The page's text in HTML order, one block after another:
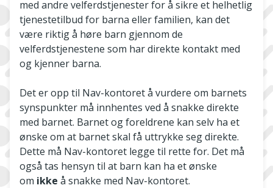
med andre velferdstjenester for å sikre et helhetlig
tjenestetilbud for barna eller familien, kan det
være riktig å høre barn gjennom de
velferdstjenestene som har direkte kontakt med
og kjenner barna.
Det er opp til Nav-kontoret å vurdere om barnets
synspunkter må innhentes ved å snakke direkte
med barnet. Barnet og foreldrene kan selv ha et
ønske om at barnet skal få uttrykke seg direkte.
Dette må Nav-kontoret legge til rette for. Det må
også tas hensyn til at barn kan ha et ønske
om ikke å snakke med Nav-kontoret.